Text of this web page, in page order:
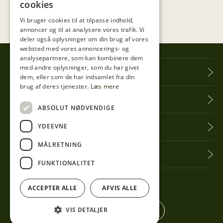
Tibberup Høkeren
Information
Praktisk info
Få seneste nyt
Følg med her
cookies
Vi bruger cookies til at tilpasse indhold,
annoncer og til at analysere vores trafik. Vi
deler også oplysninger om din brug af vores
websted med vores annoncerings- og
analysepartnere, som kan kombinere dem
med andre oplysninger, som du har givet
dem, eller som de har indsamlet fra din
brug af deres tjenester. Læs mere
ABSOLUT NØDVENDIGE
YDEEVNE
MÅLRETNING
FUNKTIONALITET
ACCEPTER ALLE AFVIS ALLE
VIS DETALJER